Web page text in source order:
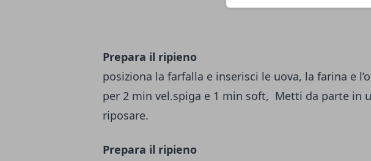
Prepara il ripieno
posiziona la farfalla e inserisci le uova, la farina e
per 2 min vel.spiga e 1 min soft, Metti da parte in
riposare.
Prepara il ripieno